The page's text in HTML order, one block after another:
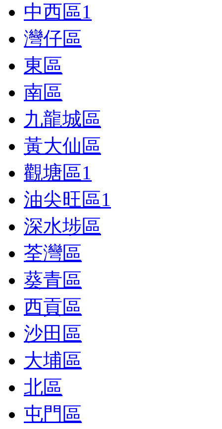
中西區1
灣仔區
東區
南區
九龍城區
黃大仙區
觀塘區1
油尖旺區1
深水埗區
荃灣區
葵青區
西貢區
沙田區
大埔區
北區
屯門區